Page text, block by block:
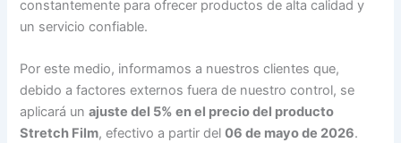
constantemente para ofrecer productos de alta calidad y
un servicio confiable.
Por este medio, informamos a nuestros clientes que,
debido a factores externos fuera de nuestro control, se
aplicará unajuste del 5% en el precio del producto
Stretch Film, efectivo a partir del06 de mayo de 2026.